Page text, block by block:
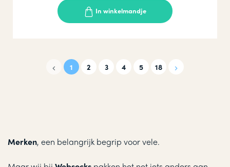
In winkelmandje
1 2 3 4 5 18
Merken, een belangrijk begrip voor vele.